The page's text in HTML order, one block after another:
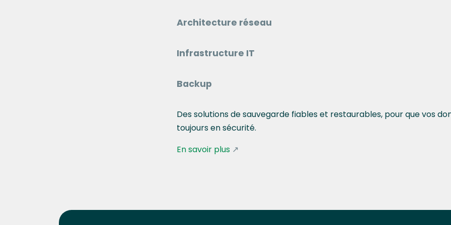
Architecture réseau
Infrastructure IT
Backup
Des solutions de sauvegarde fiables et restaurables, pour que vos
toujours en sécurité.
En savoir plus ↗︎